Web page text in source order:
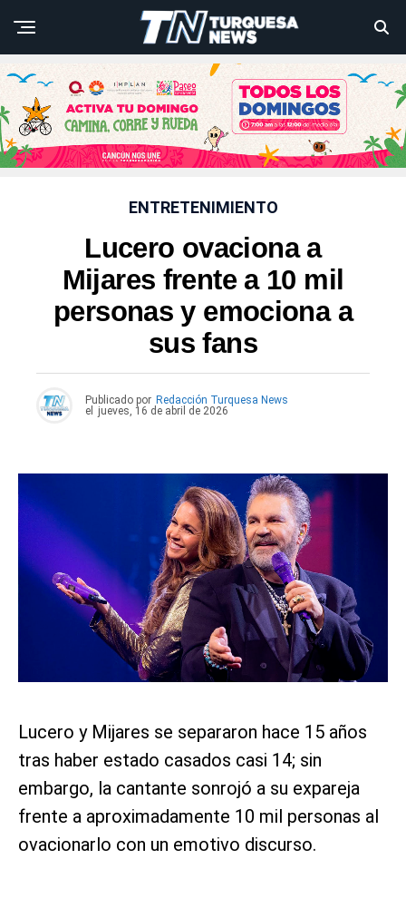
ENTRETENIMIENTO
Lucero ovaciona a
Mijares frente a 10 mil
personas y emociona a
sus fans
Publicado por Redacción Turquesa News
el
jueves, 16 de abril de 2026
Lucero y Mijares se separaron hace 15 años
tras haber estado casados casi 14; sin
embargo, la cantante sonrojó a su expareja
frente a aproximadamente 10 mil personas al
ovacionarlo con un emotivo discurso.